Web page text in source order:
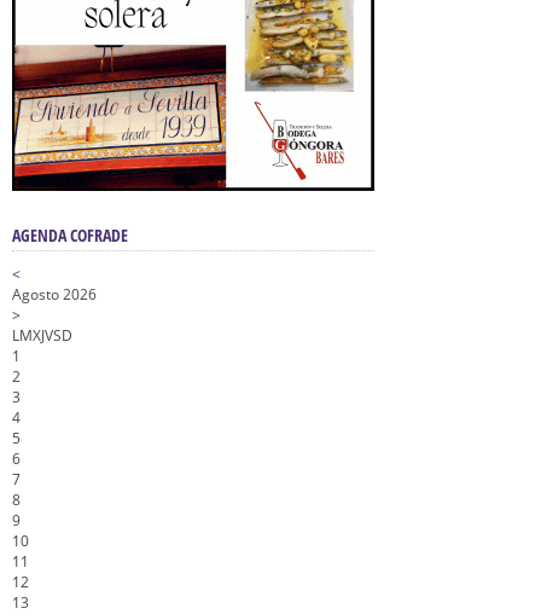
AGENDA COFRADE
<
Agosto 2026
>
LMXJVSD
1
2
3
4
5
6
7
8
9
10
11
12
13